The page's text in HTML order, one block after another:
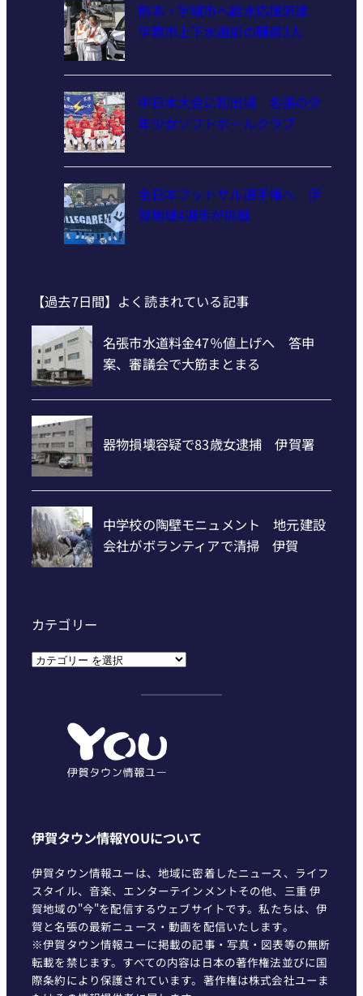
熊本・宇城市へ給水応援派遣
伊賀市上下水道部の職員3人
中日本大会に初出場 名張の少
年少女ソフトボールクラブ
全日本フットサル選手権へ 伊
賀地域4選手が挑戦
【過去7日間】よく読まれている記事
カテゴリー
カ
伊賀タウン情報YOUについて
伊賀タウン情報ユーは、地域に密着したニュース、ライフ
スタイル、音楽、エンターテインメントその他、三重 伊
賀地域の"今"を配信するウェブサイトです。私たちは、伊
賀と名張の最新ニュース・動画を配信いたします。
※伊賀タウン情報ユーに掲載の記事・写真・図表等の無断
転載を禁じます。すべての内容は日本の著作権法並びに国
際条約により保護されています。著作権は株式会社ユーま